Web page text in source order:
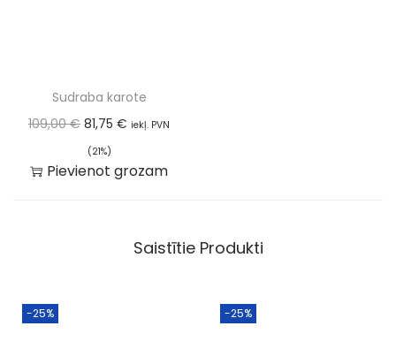
Sudraba karote
109,00€ 81,75 € iekļ. PVN
(21%)
Pievienot grozam
Saistītie Produkti
-25% -25%